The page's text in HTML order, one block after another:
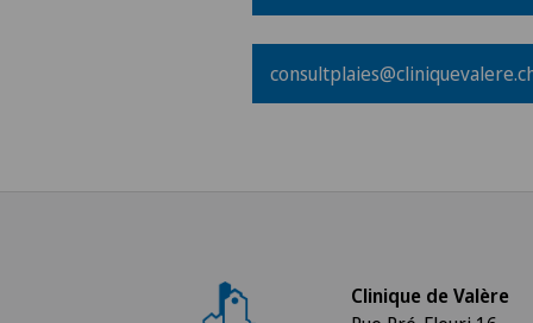
Clinique de Valère